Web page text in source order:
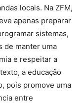
locais. Na ZFM,
apenas preparar
sistemas,
de manter uma
e respeitar a
a educação
pois promove uma
entre